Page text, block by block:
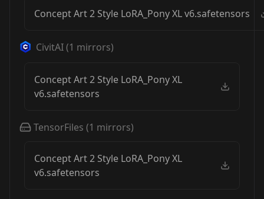
Concept Art 2 Style LoRA_Pony XL v6.safetensors
CivitAI(1 mirrors)
Concept Art 2 Style LoRA_Pony XL
v6.safetensors
TensorFiles (1 mirrors)
Concept Art 2 Style LoRA_Pony XL
v6.safetensors